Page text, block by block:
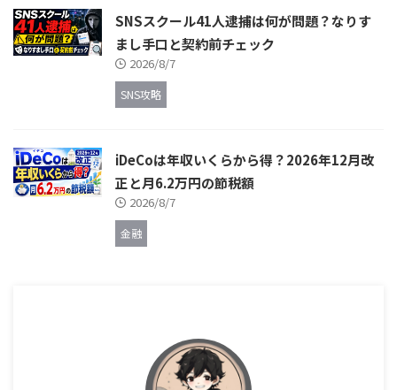
SNSスクール41人逮捕は何が問題？なりす
まし手口と契約前チェック
2026/8/7
SNS攻略
iDeCoは年収いくらから得？2026年12月改
正と月6.2万円の節税額
2026/8/7
金融